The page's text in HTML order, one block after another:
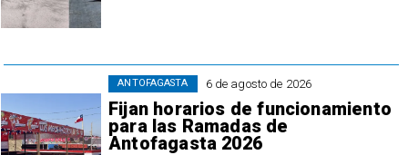
6 de agosto de 2026
Fijan horarios de funcionamiento
para las Ramadas de
Antofagasta 2026
ANTOFAGASTA